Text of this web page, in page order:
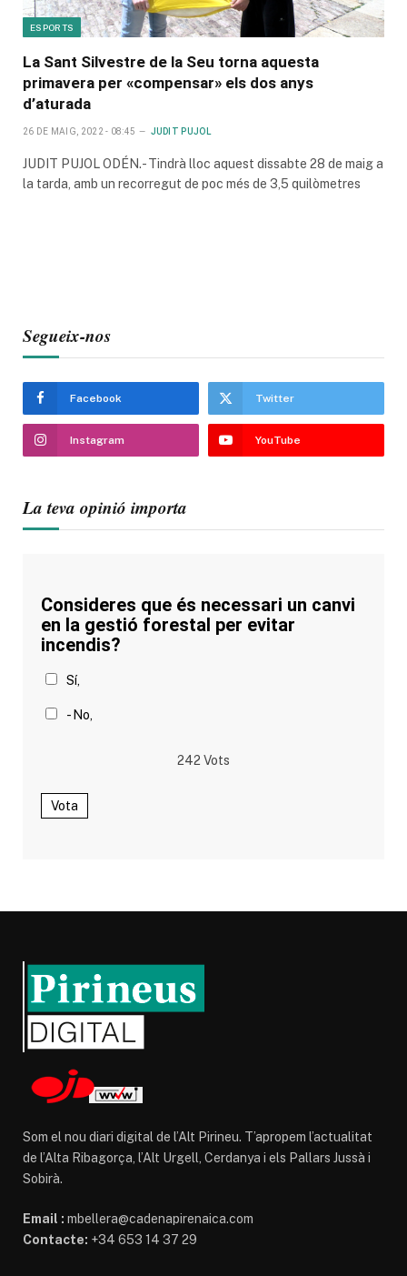
ESPORTS
La Sant Silvestre de la Seu torna aquesta
primavera per «compensar» els dos anys
d’aturada
26 DE MAIG, 2022 - 08:45 JUDIT PUJOL
JUDIT PUJOL ODÉN.- Tindrà lloc aquest dissabte 28 de maig a
la tarda, amb un recorregut de poc més de 3,5 quilòmetres
Segueix-nos
Facebook Twitter
Instagram YouTube
La teva opinió importa
Consideres que és necessari un canvi
en la gestió forestal per evitar
incendis?
Sí,
- No,
242 Vots
Vota
Som el nou diari digital de l’Alt Pirineu. T’apropem l’actualitat
de l’Alta Ribagorça, l’Alt Urgell, Cerdanya i els Pallars Jussà i
Sobirà.
Email : mbellera@cadenapirenaica.com
Contacte: +34 653 14 37 29